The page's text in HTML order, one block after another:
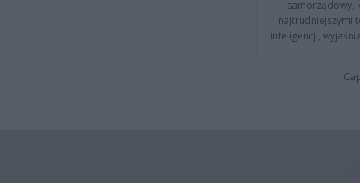
samorządowy,
najtrudniejszymi
inteligencji,